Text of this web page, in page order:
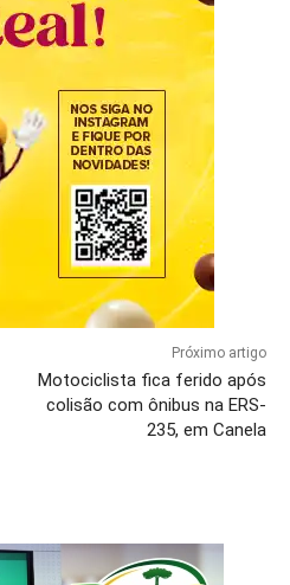
Próximo artigo
Motociclista fica ferido após
colisão com ônibus na ERS-
235, em Canela